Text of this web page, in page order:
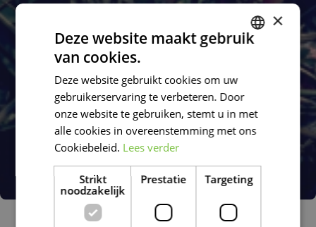
×
Deze website maakt gebruik
van cookies.
Deze website gebruikt cookies om uw
gebruikerservaring te verbeteren. Door
onze website te gebruiken, stemt u in met
alle cookies in overeenstemming met ons
Cookiebeleid. Lees verder
Strikt
noodzakelijk
Prestatie Targeting